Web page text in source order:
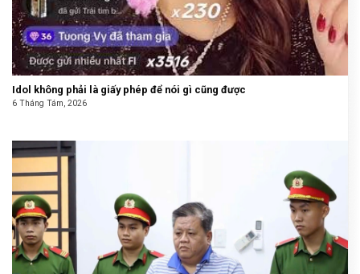
Idol không phải là giấy phép để nói gì cũng được
6 Tháng Tám, 2026